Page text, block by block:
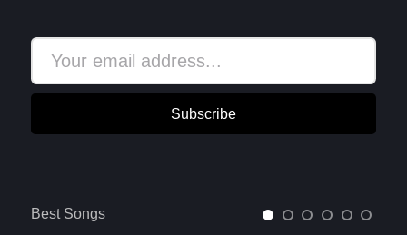
Subscribe
Best Songs